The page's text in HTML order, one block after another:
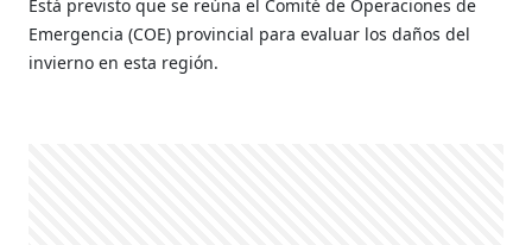
Está previsto que se reúna el Comité de Operaciones de
Emergencia (COE) provincial para evaluar los daños del
invierno en esta región.